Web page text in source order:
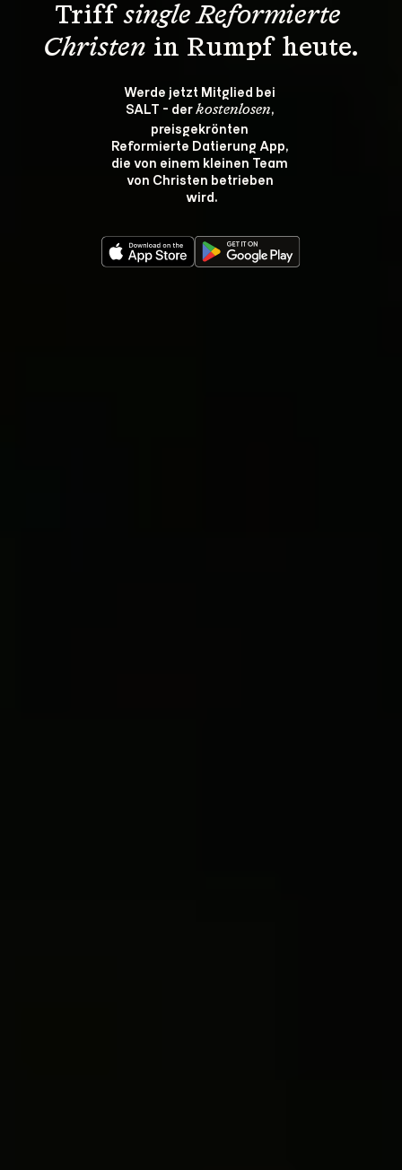
Triff single Reformierte
Christen in Rumpf heute.
Werde jetzt Mitglied bei
SALT - der kostenlosen,
preisgekrönten
Reformierte Datierung App,
die von einem kleinen Team
von Christen betrieben
wird.